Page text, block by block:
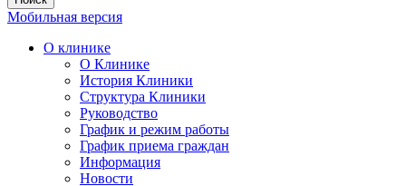
Мобильная версия
О клинике
О Клинике
История Клиники
Структура Клиники
Руководство
График и режим работы
График приема граждан
Информация
Новости